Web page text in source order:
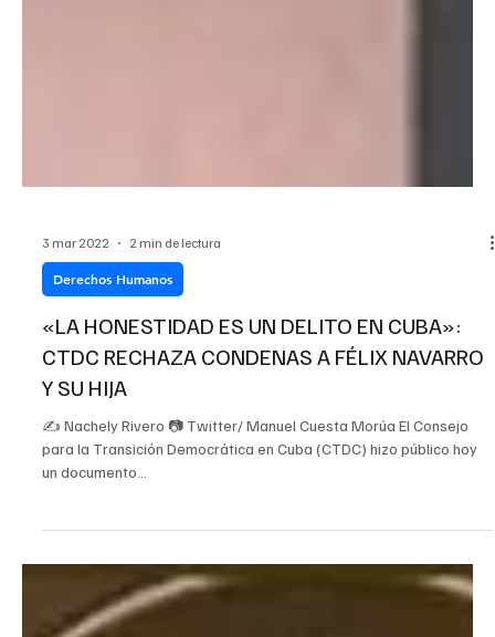
3 mar 2022 2 min de lectura
Derechos Humanos
«LA HONESTIDAD ES UN DELITO EN CUBA»:
CTDC RECHAZA CONDENAS A FÉLIX NAVARRO
Y SU HIJA
para la Transición Democrática en Cuba (CTDC) hizo público hoy
un documento...